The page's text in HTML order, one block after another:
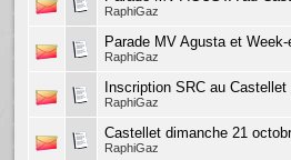
RaphiGaz
Parade MV Agusta et
RaphiGaz
Inscription SRC au
RaphiGaz
Castellet dimanche 21
RaphiGaz